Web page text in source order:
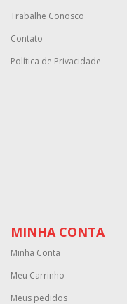
Trabalhe Conosco
Contato
Política de Privacidade
MINHA CONTA
Minha Conta
Meu Carrinho
Meus pedidos